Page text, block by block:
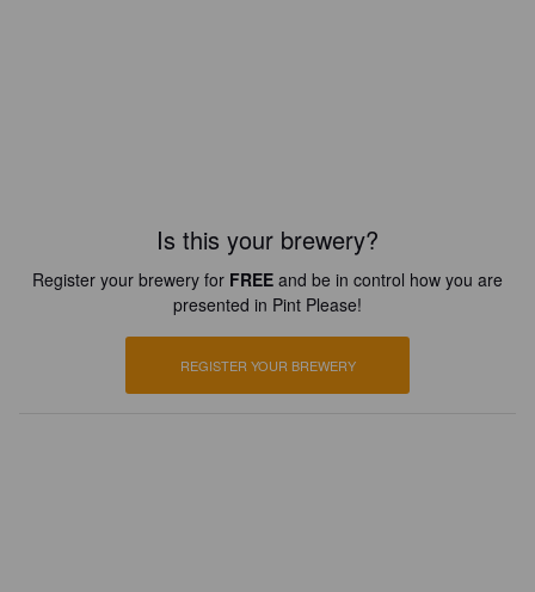
Is this your brewery?
Register your brewery for FREE and be in control how you are
presented in Pint Please!
REGISTER YOUR BREWERY